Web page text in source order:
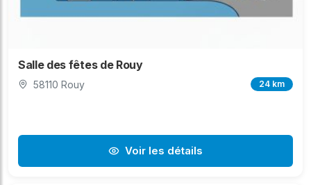
Salle des fêtes de Rouy
58110 Rouy 24 km
Voir les détails